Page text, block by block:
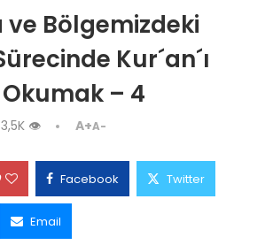
Bölgemizdeki
Kur´an´ı
– 4
3,5K 👁 A+A-
Facebook Twitter
Email